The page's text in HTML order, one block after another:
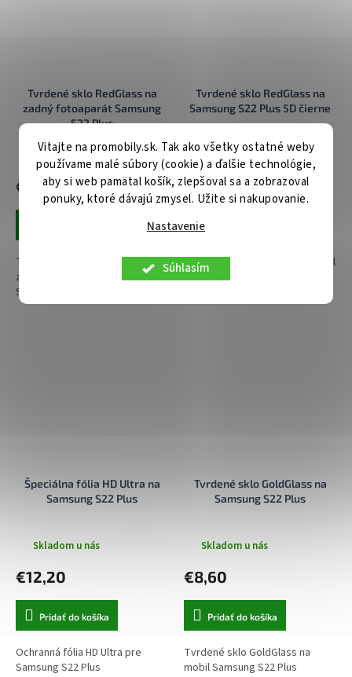
Vitajte na promobily.sk. Tak ako všetky ostatné weby
používame malé súbory (cookie) a ďalšie technológie,
aby si web pamätal košík, zlepšoval sa a zobrazoval
ponuky, ktoré dávajú zmysel. Užite si nakupovanie.
Nastavenie
Súhlasím
Tvrdené sklo RedGlass na
zadný fotoaparát Samsung
S22 Plus
Skladom u nás
€2,50
Tvrdené sklo RedGlass na
zadnú šošovku fotoaparátu
Samsung S22 Plus
Tvrdené sklo RedGlass na
Samsung S22 Plus 5D čierne
Skladom u nás
€10,20
Tvrdené sklo RedGlass na mobil
Samsung S22 Plus 5D čierne
Špeciálna fólia HD Ultra na
Samsung S22 Plus
Skladom u nás
€12,20
Pridať do košíka
Ochranná fólia HD Ultra pre
Samsung S22 Plus
Tvrdené sklo GoldGlass na
Samsung S22 Plus
Skladom u nás
€8,60
Pridať do košíka
Tvrdené sklo GoldGlass na
mobil Samsung S22 Plus